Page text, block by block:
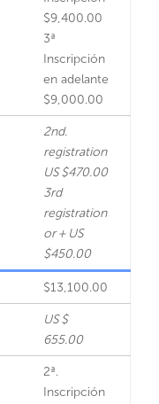
$9,400.00
3ª
Inscripción
en adelante
$9,000.00
2nd.
registration
US $470.00
3rd
registration
or + US
$450.00
$13,100.00
US $
655.00
2ª.
Inscripción